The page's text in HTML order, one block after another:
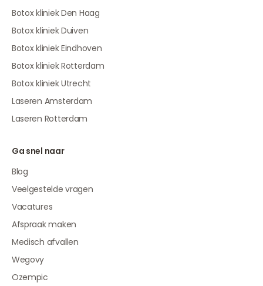
Botox kliniek Den Haag
Botox kliniek Duiven
Botox kliniek Eindhoven
Botox kliniek Rotterdam
Botox kliniek Utrecht
Laseren Amsterdam
Laseren Rotterdam
Ga snel naar
Blog
Veelgestelde vragen
Vacatures
Afspraak maken
Medisch afvallen
Wegovy
Ozempic